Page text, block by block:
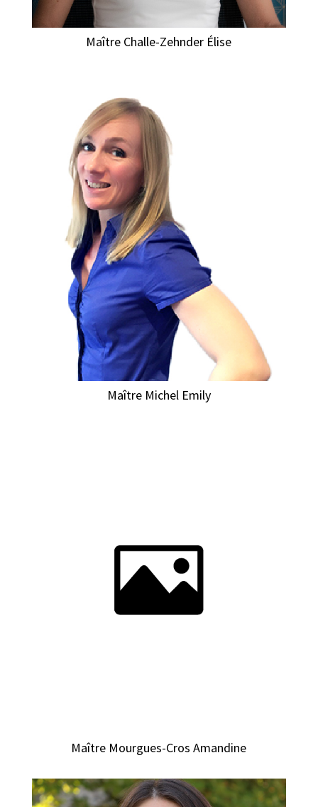
Maître Challe-Zehnder Élise
Maître Michel Emily
Maître Mourgues-Cros Amandine